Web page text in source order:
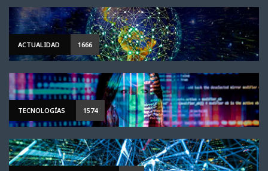
ACTUALIDAD 1666
TECNOLOGÍAS 1574